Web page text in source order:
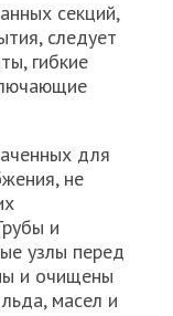
секций,
следует
гибкие
для
не
и
узлы перед
и очищены
масел и